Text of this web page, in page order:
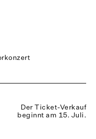
Der Ticket-Verkauf
beginnt am 15. Juli.